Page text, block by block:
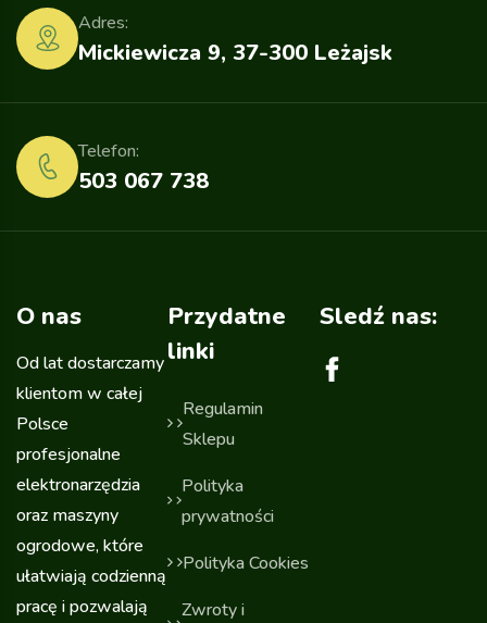
Mickiewicza 9, 37-300 Leżajsk
Adres:
503 067 738
Telefon:
O nas
Od lat dostarczamy
klientom w całej
Polsce
profesjonalne
elektronarzędzia
oraz maszyny
ogrodowe, które
ułatwiają codzienną
pracę i pozwalają
Przydatne
linki
Regulamin
Sklepu
Polityka
prywatności
Polityka Cookies
Zwroty i
Sledź nas: